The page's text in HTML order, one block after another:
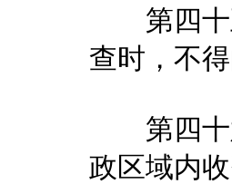
第四十
查时，不
第四十
政区域内